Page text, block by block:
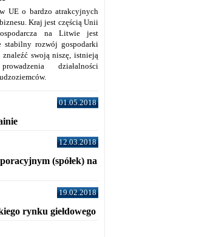
UE o bardzo atrakcyjnych
Kraj jest częścią Unii
na Litwie jest
stabilny rozwój gospodarki
swoją niszę, istnieją
działalności
01.05.2018
12.03.2018
(spółek) na
19.02.2018
rynku giełdowego